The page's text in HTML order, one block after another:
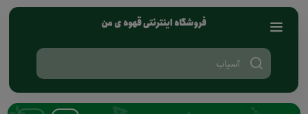
Products